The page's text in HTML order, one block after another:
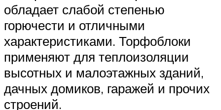
обладает слабой степенью
горючести и отличными
характеристиками. Торфоблоки
применяют для теплоизоляции
высотных и малоэтажных зданий,
дачных домиков, гаражей и прочих
строений.